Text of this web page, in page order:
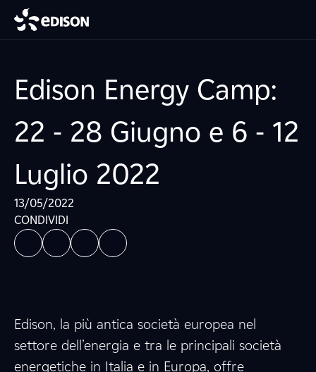
Edison Energy Camp:
22 - 28 Giugno e 6 - 12
Luglio 2022
13/05/2022
CONDIVIDI
Edison, la più antica società europea nel
settore dell’energia e tra le principali società
energetiche in Italia e in Europa, offre